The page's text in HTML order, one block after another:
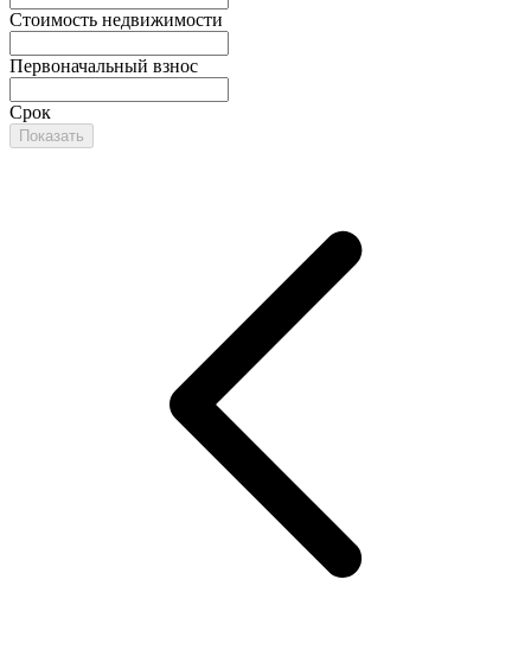
Стоимость недвижимости
Первоначальный взнос
Срок
Показать